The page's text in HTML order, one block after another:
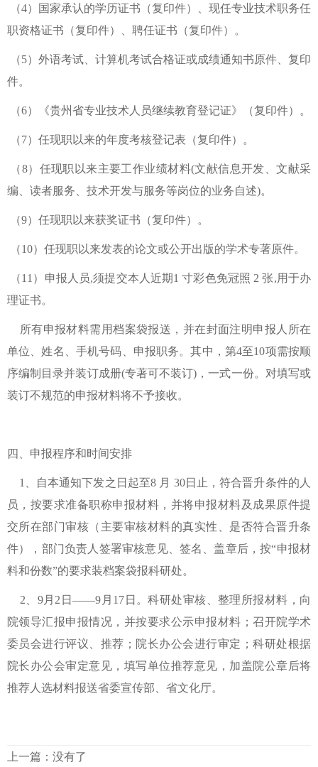
（4）国家承认的学历证书（复印件）、现任专业技术职务任
职资格证书（复印件）、聘任证书（复印件）。
（5）外语考试、计算机考试合格证或成绩通知书原件、复印
件。
（6）《贵州省专业技术人员继续教育登记证》（复印件）。
（7）任现职以来的年度考核登记表（复印件）。
（8）任现职以来主要工作业绩材料(文献信息开发、文献采
编、读者服务、技术开发与服务等岗位的业务自述)。
（9）任现职以来获奖证书（复印件）。
（10）任现职以来发表的论文或公开出版的学术专著原件。
（11）申报人员,须提交本人近期1 寸彩色免冠照 2 张,用于办
理证书。
所有申报材料需用档案袋报送，并在封面注明申报人所在
单位、姓名、手机号码、申报职务。其中，第4至10项需按顺
序编制目录并装订成册(专著可不装订)，一式一份。对填写或
装订不规范的申报材料将不予接收。
四、申报程序和时间安排
1、自本通知下发之日起至8 月 30日止，符合晋升条件的人
员，按要求准备职称申报材料，并将申报材料及成果原件提
交所在部门审核（主要审核材料的真实性、是否符合晋升条
件），部门负责人签署审核意见、签名、盖章后，按“申报材
料和份数”的要求装档案袋报科研处。
2、9月2日——9月17日。科研处审核、整理所报材料，向
院领导汇报申报情况，并按要求公示申报材料；召开院学术
委员会进行评议、推荐；院长办公会进行审定；科研处根据
院长办公会审定意见，填写单位推荐意见，加盖院公章后将
推荐人选材料报送省委宣传部、省文化厅。
上一篇：没有了